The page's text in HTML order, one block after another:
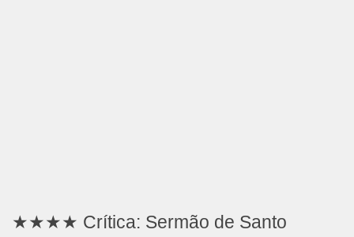
★★★★ Crítica: Sermão de Santo